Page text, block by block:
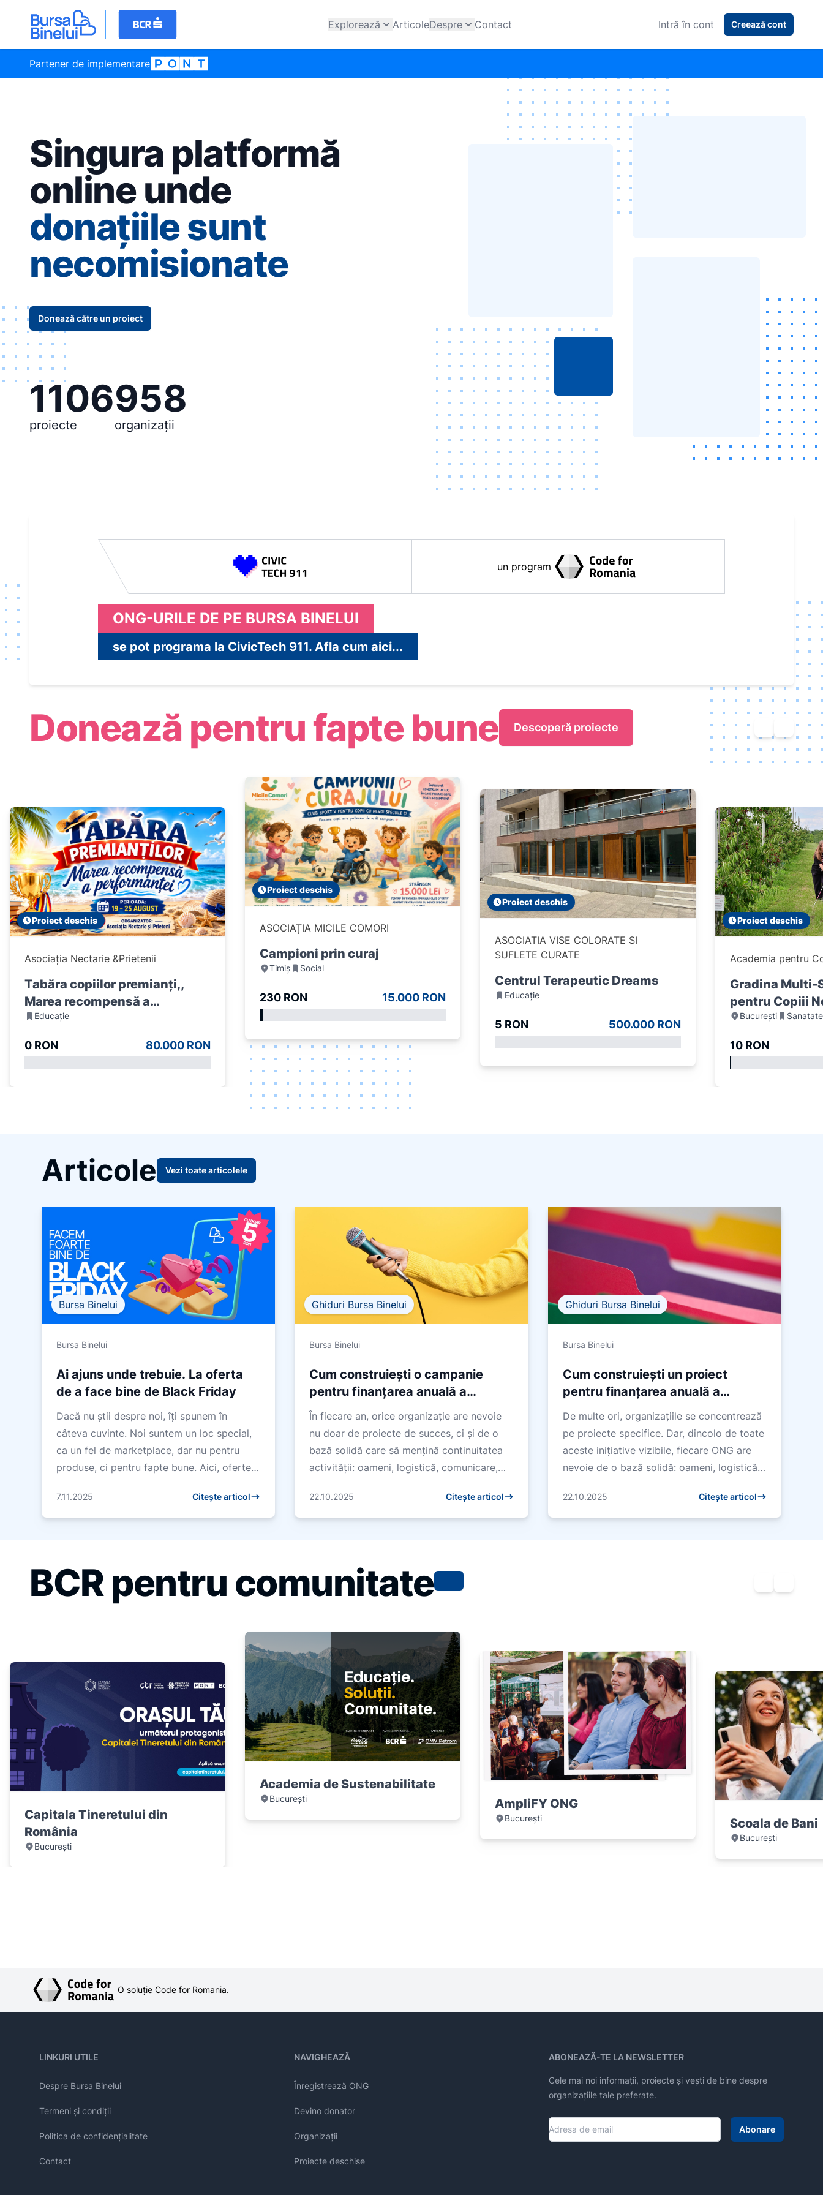
Explorează ArticoleDespre Contact Intră în cont Creează cont
Partener de implementare
Singura platformă
online unde
donațiile sunt
necomisionate
Donează către un proiect
1106
proiecte
958
organizații
un program
ONG-URILE DE PE BURSA BINELUI
se pot programa la CivicTech 911. Afla cum aici...
Donează pentru fapte bune Descoperă proiecte
Proiect deschis
Asociația Nectarie &Prietenii
Tabăra copiilor premianți,,
Marea recompensă a
performanței ''
Educație
0 RON 80.000 RON
Proiect deschis
ASOCIAȚIA MICILE COMORI
Campioni prin curaj
Timiș Social
230 RON 15.000 RON
Proiect deschis
ASOCIATIA VISE COLORATE SI
SUFLETE CURATE
Centrul Terapeutic Dreams
Educație
5 RON 500.000 RON
Proiect deschis
Academia pentru
Gradina Multi-
pentru Copiii
București Sanatate
10 RON
Articole Vezi toate articolele
Bursa Binelui
Bursa Binelui
Ai ajuns unde trebuie. La oferta
de a face bine de Black Friday
Dacă nu știi despre noi, îți spunem în
câteva cuvinte. Noi suntem un loc special,
ca un fel de marketplace, dar nu pentru
produse, ci pentru fapte bune. Aici, ofertele
7.11.2025 Citește articol
Ghiduri Bursa Binelui
Bursa Binelui
Cum construiești o campanie
pentru finanțarea anuală a
organizației
În fiecare an, orice organizație are nevoie
nu doar de proiecte de succes, ci și de o
bază solidă care să mențină continuitatea
activității: oameni, logistică, comunicare,
22.10.2025 Citește articol
Ghiduri Bursa Binelui
Bursa Binelui
Cum construiești un proiect
pentru finanțarea anuală a
organizației
De multe ori, organizațiile se concentrează
pe proiecte specifice. Dar, dincolo de toate
aceste inițiative vizibile, fiecare ONG are
nevoie de o bază solidă: oameni, logistică,
22.10.2025 Citește articol
BCR pentru comunitate
Capitala Tineretului din
România
București
Academia de Sustenabilitate
București AmpliFY ONG
București Scoala de Bani
București
O soluție Code for Romania.
LINKURI UTILE
Despre Bursa Binelui
Termeni și condiții
Politica de confidențialitate
Contact
NAVIGHEAZĂ
Înregistrează ONG
Devino donator
Organizații
Proiecte deschise
ABONEAZĂ-TE LA NEWSLETTER
Cele mai noi informații, proiecte și vești de bine despre
organizațiile tale preferate.
Abonare